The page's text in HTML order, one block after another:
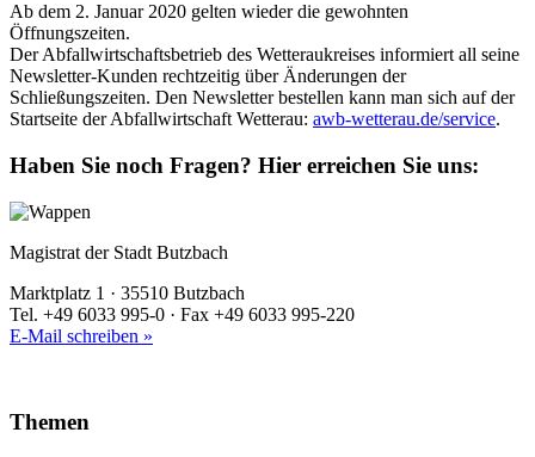
Ab dem 2. Januar 2020 gelten wieder die gewohnten
Öffnungszeiten.
Der Abfallwirtschaftsbetrieb des Wetteraukreises informiert all seine
Newsletter-Kunden rechtzeitig über Änderungen der
Schließungszeiten. Den Newsletter bestellen kann man sich auf der
Startseite der Abfallwirtschaft Wetterau: awb-wetterau.de/service.
Haben Sie noch Fragen? Hier erreichen Sie uns:
Magistrat der Stadt Butzbach
Marktplatz 1 · 35510 Butzbach
Tel. +49 6033 995-0 · Fax +49 6033 995-220
E-Mail schreiben »
Themen